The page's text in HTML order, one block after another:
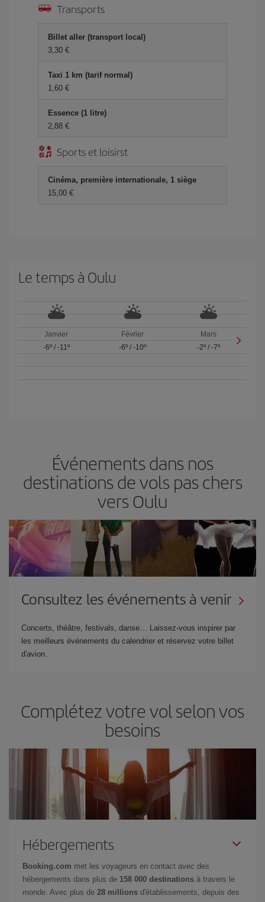
Transports
Billet aller (transport local)
3,30 €
Taxi 1 km (tarif normal)
1,60 €
Essence (1 litre)
2,88 €
Sports et loisirst
Cinéma, première internationale, 1 siège
15,00 €
Le temps à Oulu
Janvier
-6º/ -11º
Février
-6º / -10º
Mars
-2º /-7º
Événements dans nos
destinations de vols pas chers
vers Oulu
Consultez les événements à venir
Concerts, théâtre, festivals, danse… Laissez-vous inspirer par
les meilleurs événements du calendrier et réservez votre billet
d'avion.
Complétez votre vol selon vos
besoins
Hébergements
Booking.com met les voyageurs en contact avec des
hébergements dans plus de 158 000 destinations à travers le
monde. Avec plus de 28 millions d'établissements, depuis des